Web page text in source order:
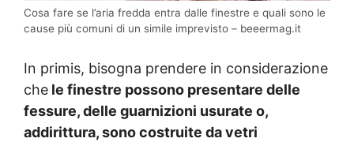
Cosa fare se l’aria fredda entra dalle finestre e quali sono le
cause più comuni di un simile imprevisto – beeermag.it
In primis, bisogna prendere in considerazione
che le finestre possono presentare delle
fessure, delle guarnizioni usurate o,
addirittura, sono costruite da vetri